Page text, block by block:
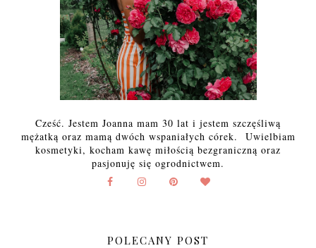
Cześć. Jestem Joanna mam 30 lat i jestem szczęśliwą
mężatką oraz mamą dwóch wspaniałych córek. Uwielbiam
kosmetyki, kocham kawę miłością bezgraniczną oraz
pasjonuję się ogrodnictwem.
POLECANY POST